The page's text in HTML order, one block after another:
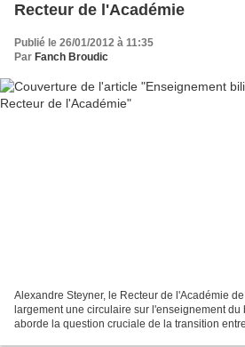
Recteur de l'Académie
Publié le 26/01/2012 à 11:35
Par Fanch Broudic
Alexandre Steyner, le Recteur de l'Académie
largement une circulaire sur l'enseignement du
aborde la question cruciale de la transition